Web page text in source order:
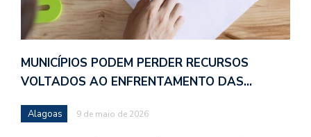
MUNICÍPIOS PODEM PERDER RECURSOS
VOLTADOS AO ENFRENTAMENTO DAS…
Alagoas 9 de maio de 2026